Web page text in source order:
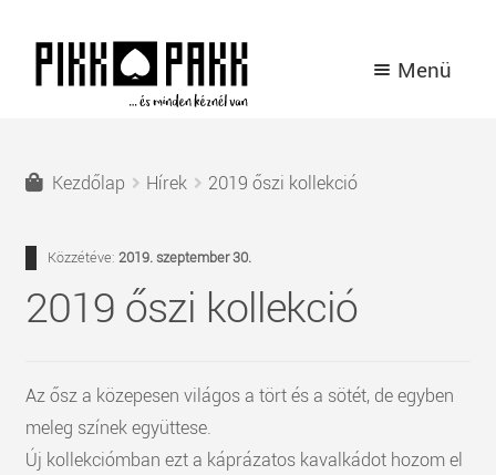
Ugrás
Kilépés
Menü
HÍREK
KAPCSOLAT
BELÉPÉS / REGISZTRÁCIÓ
Kezdőlap Hírek 2019 őszi kollekció
Közzétéve: 2019. szeptember 30.
2019 őszi kollekció
Az ősz a közepesen világos a tört és a sötét, de egyben
meleg színek együttese.
Új kollekciómban ezt a káprázatos kavalkádot hozom el